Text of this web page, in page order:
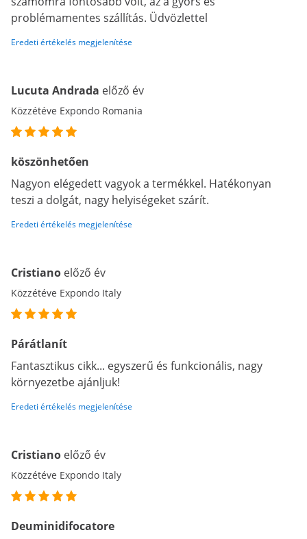
problémamentes szállítás. Üdvözlettel
Eredeti értékelés megjelenítése
Lucuta Andrada előző év
Közzétéve Expondo Romania
köszönhetően
Nagyon elégedett vagyok a termékkel. Hatékonyan
teszi a dolgát, nagy helyiségeket szárít.
Eredeti értékelés megjelenítése
Cristiano előző év
Közzétéve Expondo Italy
Párátlanít
Fantasztikus cikk... egyszerű és funkcionális, nagy
környezetbe ajánljuk!
Eredeti értékelés megjelenítése
Cristiano előző év
Közzétéve Expondo Italy
Deuminidifocatore